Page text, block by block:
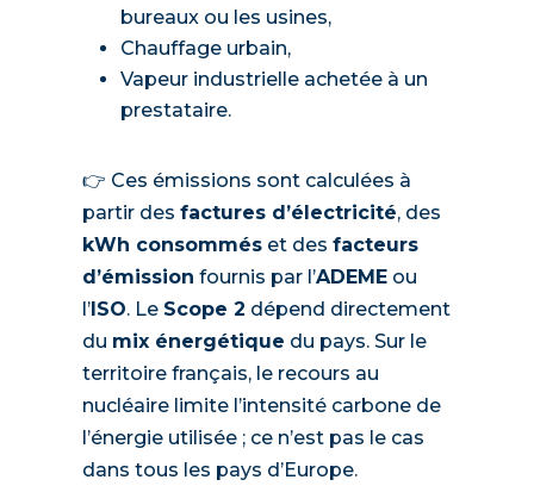
bureaux ou les usines,
Chauffage urbain,
Vapeur industrielle achetée à un
prestataire.
👉 Ces émissions sont calculées à
partir des factures d’électricité, des
kWh consomméset des facteurs
d’émission fournis par l’ADEMEou
l’ISO. Le Scope 2 dépend directement
du mix énergétique du pays. Sur le
territoire français, le recours au
nucléaire limite l’intensité carbone de
l’énergie utilisée ; ce n’est pas le cas
dans tous les pays d’Europe.